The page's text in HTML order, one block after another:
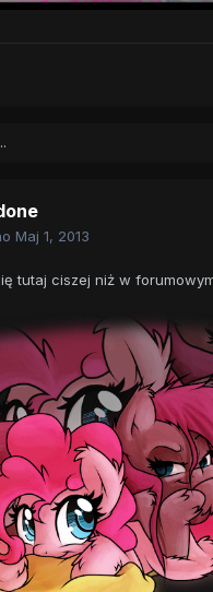
Maj 1, 2013
tutaj ciszej niż w